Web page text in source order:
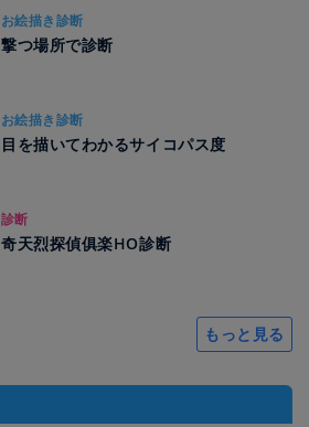
お絵描き診断
撃つ場所で診断
お絵描き診断
目を描いてわかるサイコパス度
診断
奇天烈探偵俱楽HO診断
もっと見る